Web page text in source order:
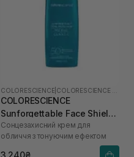
COLORESCIENCE
COLORESCIENCE
Sunforgettable Face Shield
Classic SPF 50 55 мл
Сонцезахисний крем для
обличчя з тонуючим ефектом